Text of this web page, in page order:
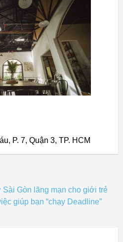
P. 7, Quận 3, TP. HCM
Sài Gòn lãng mạn cho giới trẻ
giúp bạn “chạy Deadline”